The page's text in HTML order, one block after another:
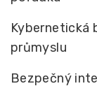
Kybernetická
průmyslu
Bezpečný